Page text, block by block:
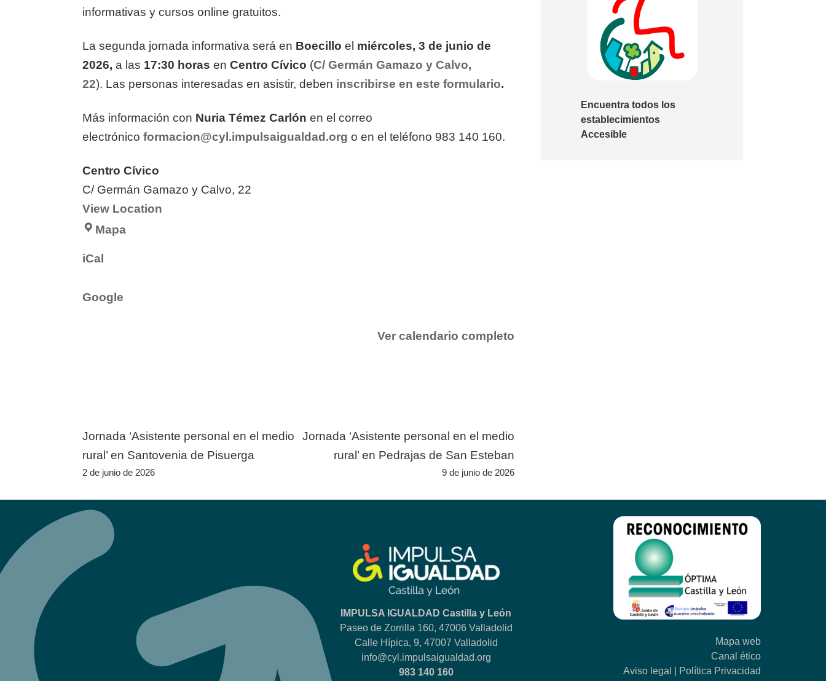
Boecillo
informativas y cursos online gratuitos.
La segunda jornada informativa será en Boecillo el miércoles, 3 de junio de
2026, a las 17:30 horas enCentro Cívico (C/ Germán Gamazo y Calvo,
22). Las personas interesadas en asistir, deben inscribirse en este formulario.
Más información con Nuria Témez Carlón en el correo
electrónicoformacion@cyl.impulsaigualdad.org o en el teléfono 983 140 160.
Centro Cívico
C/ Germán Gamazo y Calvo, 22
View Location
Mapa
iCal
Google
Ver calendario completo
Navegación
de
entradas
Jornada ‘Asistente personal en el medio
rural’ en Santovenia de Pisuerga
2 de junio de 2026
Jornada ‘Asistente personal en el medio
rural’ en Pedrajas de San Esteban
9 de junio de 2026
Encuentra todos los
establecimientos
Accesible
IMPULSA IGUALDAD Castilla y León
Paseo de Zorrilla 160, 47006 Valladolid
Calle Hípica, 9, 47007 Valladolid
info@cyl.impulsaigualdad.org
983 140 160
Mapa web
Canal ético
Aviso legal
Política Privacidad